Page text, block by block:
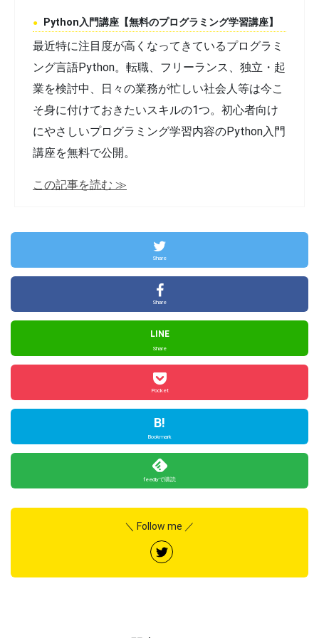
Python入門講座【無料のプログラミング学習講座】
最近特に注目度が高くなってきているプログラミ
ング言語Python。転職、フリーランス、独立・起
業を検討中、日々の業務が忙しい社会人等は今こ
そ身に付けておきたいスキルの1つ。初心者向け
にやさしいプログラミング学習内容のPython入門
講座を無料で公開。
この記事を読む ≫
Share
Share
LINE
Share
Pocket
B!
Bookmark
feedlyで購読
＼ Follow me ／